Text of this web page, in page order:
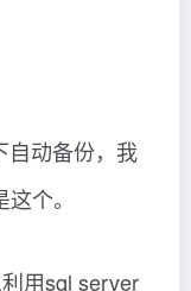
自动备份，我
个。
用sql server